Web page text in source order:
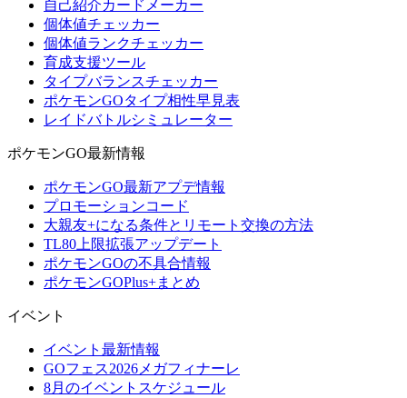
自己紹介カードメーカー
個体値チェッカー
個体値ランクチェッカー
育成支援ツール
タイプバランスチェッカー
ポケモンGOタイプ相性早見表
レイドバトルシミュレーター
ポケモンGO最新情報
ポケモンGO最新アプデ情報
プロモーションコード
大親友+になる条件とリモート交換の方法
TL80上限拡張アップデート
ポケモンGOの不具合情報
ポケモンGOPlus+まとめ
イベント
イベント最新情報
GOフェス2026メガフィナーレ
8月のイベントスケジュール